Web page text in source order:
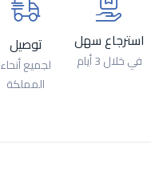
استرجاع سهل
في خلال 3 أيام
توصيل
لجميع أنحاء
المملكة